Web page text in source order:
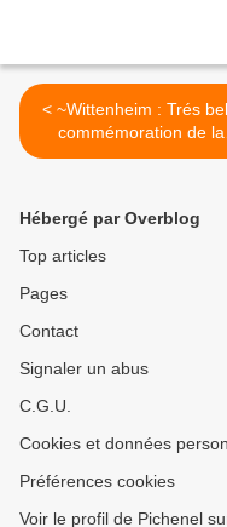
< ~Wittenheim : Trés belle
commémoration de la
victoire du 8 mai 1945
Hébergé par Overblog
Top articles
Pages
Contact
Signaler un abus
C.G.U.
Cookies et données
Préférences cookies
Voir le profil de Pichenel